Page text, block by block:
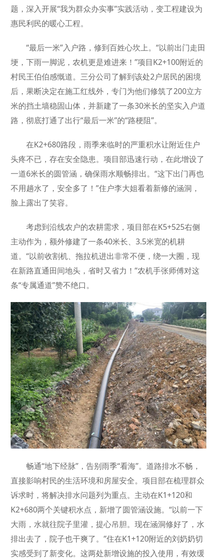
题，深入开展“我为群众办实事”实践活动，变工程建设为
惠民利民的暖心工程。
“最后一米”入户路，修到百姓心坎上。“以前出门走田
埂，下雨一脚泥，农机更是难进来！”项目K2+100附近的
村民王伯伯感慨道。三分公司了解到该处2户居民的困境
后，果断决定在施工红线外，专门为他们修筑了200立方
米的挡土墙稳固山体，并新建了一条30米长的坚实入户道
路，彻底打通了出行“最后一米”的“路梗阻”。
在K2+680路段，雨季来临时的严重积水让附近住户
头疼不已，存在安全隐患。项目部迅速行动，在此增设了
一道6米长的圆管涵，确保雨水顺畅排出。“这下出门再也
不用趟水了，安全多了！”住户李大姐看着新修的涵洞，
脸上露出了笑容。
考虑到沿线农户的农耕需求，项目部在K5+525右侧
主动作为，额外修建了一条40米长、3.5米宽的机耕
道。“以前收割机、拖拉机进出非常不便，绕一大圈，现
在新路直通田间地头，省时又省力！”农机手张师傅对这
条“专属通道”赞不绝口。
畅通“地下经脉”，告别雨季“看海”。道路排水不畅，
直接影响村民的生活环境和房屋安全。项目部在梳理群众
诉求时，将解决排水问题列为重点。主动在K1+120和
K2+680两个关键积水点，新增了圆管涵设施。“以前一下
大雨，水就往院子里灌，提心吊胆。现在涵洞修好了，水
排出去了，院子也干爽了。”住在K1+120附近的刘奶奶切
实感受到了新变化。这两处新增设施的投入使用，有效缓